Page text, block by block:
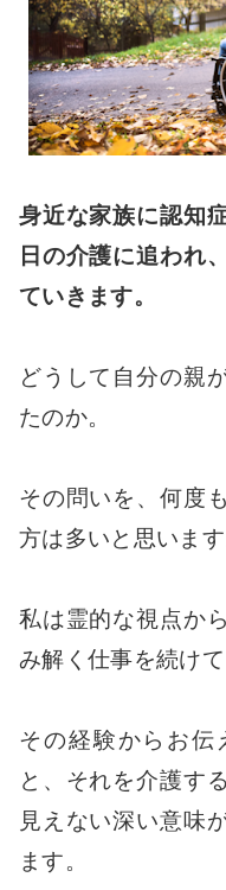
身近な家族に認知
日の介護に追われ
ていきます。
どうして自分の親
たのか。
その問いを、何度
方は多いと思います
私は霊的な視点か
み解く仕事を続けて
その経験からお伝
と、それを介護す
見えない深い意味
ます。